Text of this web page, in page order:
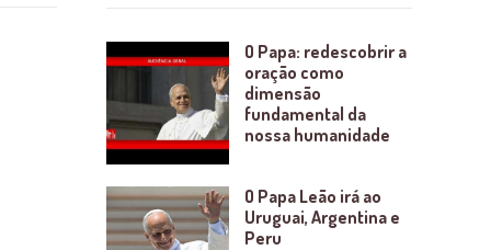
O Papa: redescobrir a
oração como
dimensão
fundamental da
nossa humanidade
O Papa Leão irá ao
Uruguai, Argentina e
Peru